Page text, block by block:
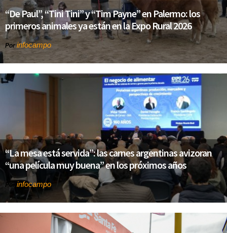
“De Paul”, “Tini Tini” y “Tim Payne” en Palermo: los
primeros animales ya están en la Expo Rural 2026
Porinfocampo
“La mesa está servida”: las carnes argentinas avizoran
“una película muy buena” en los próximos años
Por infocampo